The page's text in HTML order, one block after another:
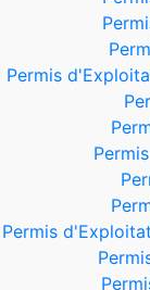
Permis
Permis